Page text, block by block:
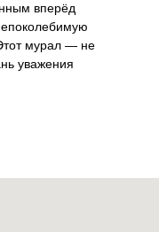
вперёд
мурал — не
уважения